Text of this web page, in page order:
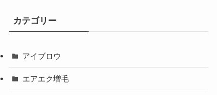
カテゴリー
アイブロウ
エアエク増毛